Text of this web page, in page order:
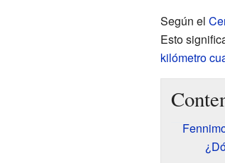
Según el
Esto
kilómetro